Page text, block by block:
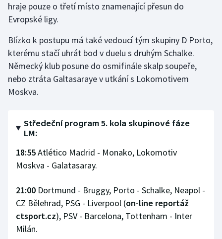
hraje pouze o třetí místo znamenající přesun do
Evropské ligy.
Blízko k postupu má také vedoucí tým skupiny D Porto,
kterému stačí uhrát bod v duelu s druhým Schalke.
Německý klub posune do osmifinále skalp soupeře,
nebo ztráta Galtasaraye v utkání s Lokomotivem
Moskva.
Středeční program 5. kola skupinové fáze
LM:
18:55Atlético Madrid - Monako, Lokomotiv
Moskva - Galatasaray.
21:00 Dortmund - Bruggy, Porto - Schalke, Neapol -
CZ Bělehrad, PSG - Liverpool (on-line reportáž
ctsport.cz), PSV - Barcelona, Tottenham - Inter
Milán.